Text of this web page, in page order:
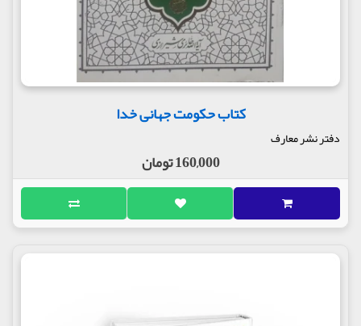
کتاب حکومت جهانی خدا
دفتر نشر معارف
160,000 تومان